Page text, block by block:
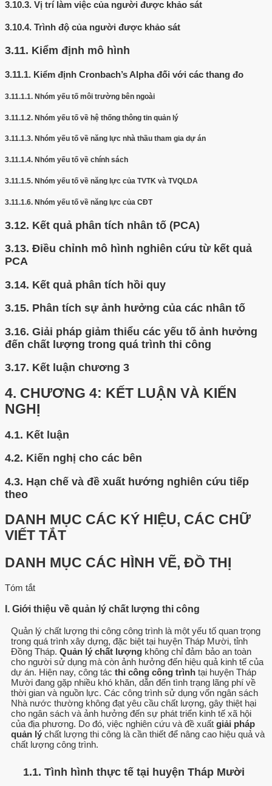
3.10.3. Vị trí làm việc của người được khảo sát
3.10.4. Trình độ của người được khảo sát
3.11. Kiểm định mô hình
3.11.1. Kiểm định Cronbach’s Alpha đối với các thang đo
3.11.1.1. Nhóm yếu tố môi trường bên ngoài
3.11.1.2. Nhóm yếu tố về hệ thống thông tin quản lý
3.11.1.3. Nhóm yếu tố về năng lực nhà thầu tham gia dự án
3.11.1.4. Nhóm yếu tố về chính sách
3.11.1.5. Nhóm yếu tố về năng lực của TVTK và TVQLDA
3.11.1.6. Nhóm yếu tố về năng lực của CĐT
3.12. Kết quả phân tích nhân tố (PCA)
3.13. Điều chỉnh mô hình nghiên cứu từ kết quả
PCA
3.14. Kết quả phân tích hồi quy
3.15. Phân tích sự ảnh hưởng của các nhân tố
3.16. Giải pháp giảm thiểu các yếu tố ảnh hưởng
đến chất lượng trong quá trình thi công
3.17. Kết luận chương 3
4. CHƯƠNG 4: KẾT LUẬN VÀ KIẾN
NGHỊ
4.1. Kết luận
4.2. Kiến nghị cho các bên
4.3. Hạn chế và đề xuất hướng nghiên cứu tiếp
theo
DANH MỤC CÁC KÝ HIỆU, CÁC CHỮ
VIẾT TẮT
DANH MỤC CÁC HÌNH VẼ, ĐỒ THỊ
Tóm tắt
I. Giới thiệu về quản lý chất lượng thi công
Quản lý chất lượng thi công công trình là một yếu tố quan trọng
trong quá trình xây dựng, đặc biệt tại huyện Tháp Mười, tỉnh
Đồng Tháp. Quản lý chất lượng không chỉ đảm bảo an toàn
cho người sử dụng mà còn ảnh hưởng đến hiệu quả kinh tế của
dự án. Hiện nay, công tác thi công công trình tại huyện Tháp
Mười đang gặp nhiều khó khăn, dẫn đến tình trạng lãng phí về
thời gian và nguồn lực. Các công trình sử dụng vốn ngân sách
Nhà nước thường không đạt yêu cầu chất lượng, gây thiệt hại
cho ngân sách và ảnh hưởng đến sự phát triển kinh tế xã hội
của địa phương. Do đó, việc nghiên cứu và đề xuất giải pháp
quản lý chất lượng thi công là cần thiết để nâng cao hiệu quả và
chất lượng công trình.
1.1. Tình hình thực tế tại huyện Tháp Mười